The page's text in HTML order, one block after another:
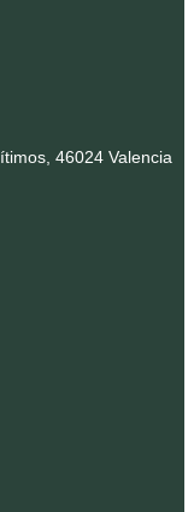
46024 Valencia